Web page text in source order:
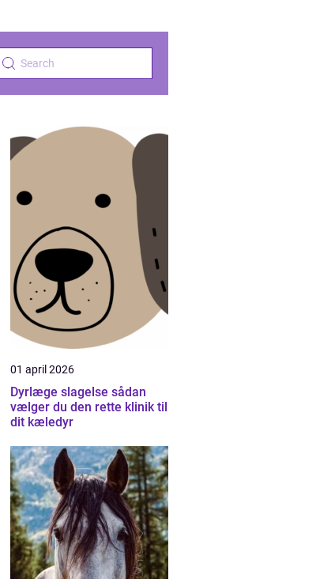
01 april 2026
Dyrlæge slagelse sådan
vælger du den rette klinik til
dit kæledyr